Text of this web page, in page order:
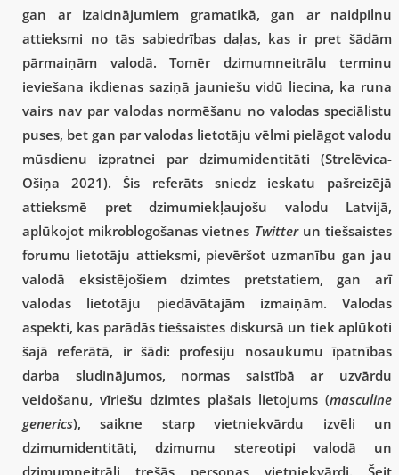
gan ar izaicinājumiem gramatikā, gan ar naidpilnu
attieksmi no tās sabiedrības daļas, kas ir pret šādām
pārmaiņām valodā. Tomēr dzimumneitrālu terminu
ieviešana ikdienas saziņā jauniešu vidū liecina, ka runa
vairs nav par valodas normēšanu no valodas speciālistu
puses, bet gan par valodas lietotāju vēlmi pielāgot valodu
mūsdienu izpratnei par dzimumidentitāti (Strelēvica-
Ošiņa 2021). Šis referāts sniedz ieskatu pašreizējā
attieksmē pret dzimumiekļaujošu valodu Latvijā,
aplūkojot mikroblogošanas vietnes Twitter un tiešsaistes
forumu lietotāju attieksmi, pievēršot uzmanību gan jau
valodā eksistējošiem dzimtes pretstatiem, gan arī
valodas lietotāju piedāvātajām izmaiņām. Valodas
aspekti, kas parādās tiešsaistes diskursā un tiek aplūkoti
šajā referātā, ir šādi: profesiju nosaukumu īpatnības
darba sludinājumos, normas saistībā ar uzvārdu
veidošanu, vīriešu dzimtes plašais lietojums (masculine
generics), saikne starp vietniekvārdu izvēli un
dzimumidentitāti, dzimumu stereotipi valodā un
dzimumneitrāli trešās personas vietniekvārdi. Šeit